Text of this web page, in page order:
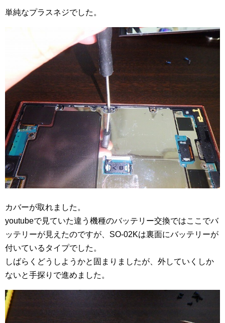
単純なプラスネジでした。
カバーが取れました。
youtubeで見ていた違う機種のバッテリー交換ではここでバ
ッテリーが見えたのですが、SO-02Kは裏面にバッテリーが
付いているタイプでした。
しばらくどうしようかと固まりましたが、外していくしか
ないと手探りで進めました。